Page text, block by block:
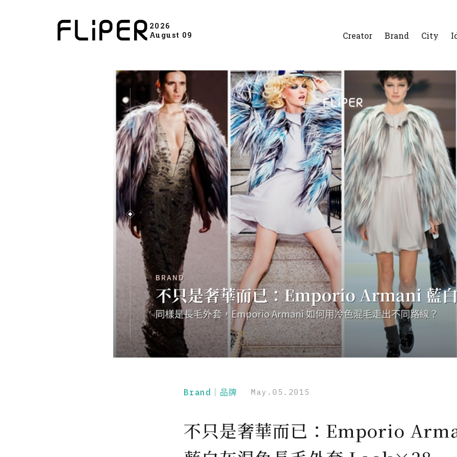
2026
August 09
Creator Brand City
Brand｜品牌 May.05.2015
不只是奢華而已：Emporio